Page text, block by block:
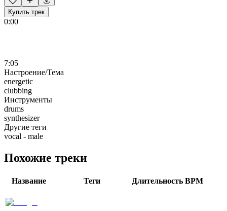
Купить трек
0:00
7:05
Настроение/Тема
energetic
clubbing
Инструменты
drums
synthesizer
Другие теги
vocal - male
Похожие треки
Название Теги Длительность BPM